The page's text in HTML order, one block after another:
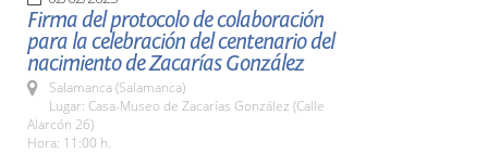
Firma del protocolo de colaboración
para la celebración del centenario del
nacimiento de Zacarías González
Salamanca (Salamanca)
Lugar: Casa-Museo de Zacarías González (Calle
Alarcón 26)
Hora: 11:00 h.